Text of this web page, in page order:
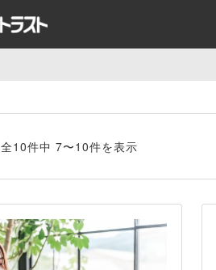
全10件中 7〜10件を表示